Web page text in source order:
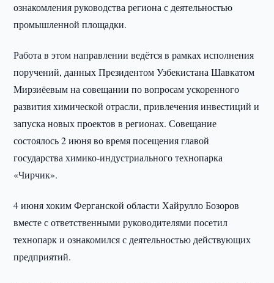
ознакомления руководства региона с деятельностью
промышленной площадки.
Работа в этом направлении ведётся в рамках исполнения
поручений, данных Президентом Узбекистана Шавкатом
Мирзиёевым на совещании по вопросам ускоренного
развития химической отрасли, привлечения инвестиций и
запуска новых проектов в регионах. Совещание
состоялось 2 июня во время посещения главой
государства химико-индустриального технопарка
«Чирчик».
4 июня хоким Ферганской области Хайрулло Бозоров
вместе с ответственными руководителями посетил
технопарк и ознакомился с деятельностью действующих
предприятий.